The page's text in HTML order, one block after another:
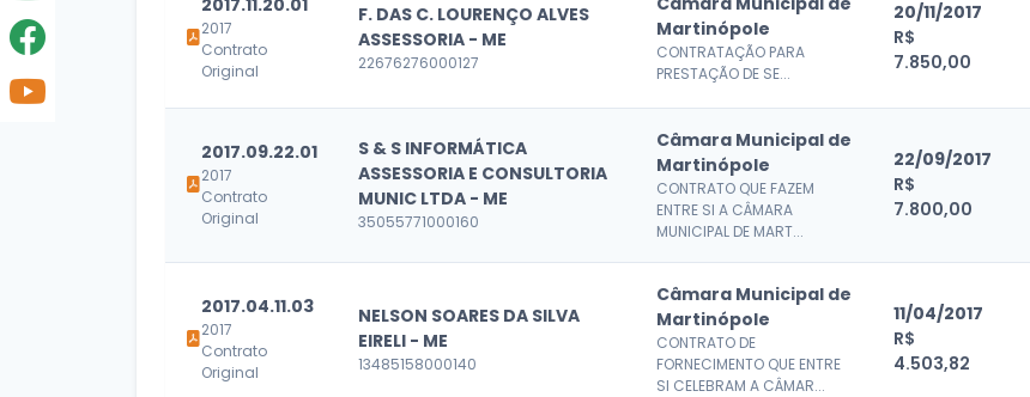
2017.11.20.01
2017
Contrato
Original
F. DAS C. LOURENÇO ALVES
ASSESSORIA - ME
22676276000127
Martinópole
CONTRATAÇÃO PARA
PRESTAÇÃO DE SE...
20/11/2017
R$
7.850,00
2017.09.22.01
2017
Contrato
Original
S & S INFORMÁTICA
ASSESSORIA E CONSULTORIA
MUNIC LTDA - ME
35055771000160
Câmara Municipal de
Martinópole
CONTRATO QUE FAZEM
ENTRE SI A CÂMARA
MUNICIPAL DE MART...
22/09/2017
R$
7.800,00
2017.04.11.03
2017
Contrato
Original
NELSON SOARES DA SILVA
EIRELI - ME
13485158000140
Câmara Municipal de
Martinópole
CONTRATO DE
FORNECIMENTO QUE ENTRE
SI CELEBRAM A CÂMAR...
11/04/2017
R$
4.503,82